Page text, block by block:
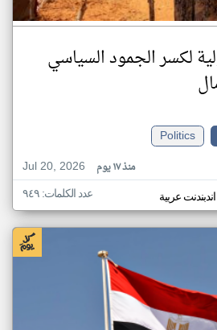
لكسر الجمود السياسي
Politics
Jul 20, 2026
منذ ١٧ يوم
اندبندنت عربية عدد الكلمات: ٩٤٩